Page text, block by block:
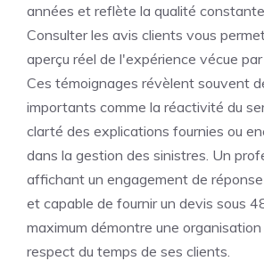
années et reflète la qualité
Consulter les avis clients vous
aperçu réel de l'expérience vécue
Ces témoignages révèlent souvent
importants comme la réactivité du
clarté des explications fournies ou
dans la gestion des sinistres. Un
affichant un engagement de
et capable de fournir un devis sous
maximum démontre une
respect du temps de ses clients.